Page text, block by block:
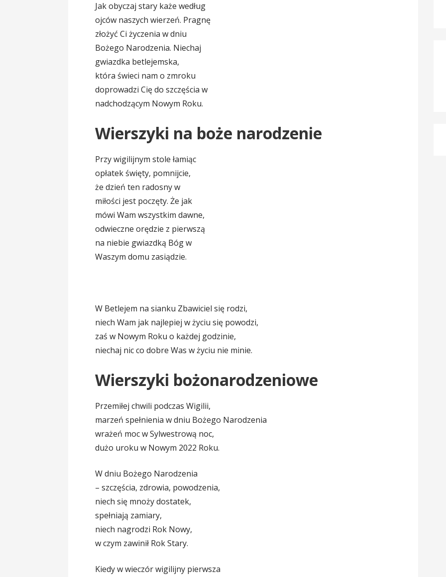
Jak obyczaj stary każe według
ojców naszych wierzeń. Pragnę
złożyć Ci życzenia w dniu
Bożego Narodzenia. Niechaj
gwiazdka betlejemska,
która świeci nam o zmroku
doprowadzi Cię do szczęścia w
nadchodzącym Nowym Roku.
Wierszyki na boże narodzenie
Przy wigilijnym stole łamiąc
opłatek święty, pomnijcie,
że dzień ten radosny w
miłości jest poczęty. Że jak
mówi Wam wszystkim dawne,
odwieczne orędzie z pierwszą
na niebie gwiazdką Bóg w
Waszym domu zasiądzie.
W Betlejem na sianku Zbawiciel się rodzi,
niech Wam jak najlepiej w życiu się powodzi,
zaś w Nowym Roku o każdej godzinie,
niechaj nic co dobre Was w życiu nie minie.
Wierszyki bożonarodzeniowe
Przemiłej chwili podczas Wigilii,
marzeń spełnienia w dniu Bożego Narodzenia
wrażeń moc w Sylwestrową noc,
dużo uroku w Nowym 2022 Roku.
W dniu Bożego Narodzenia
– szczęścia, zdrowia, powodzenia,
niech się mnoży dostatek,
spełniają zamiary,
niech nagrodzi Rok Nowy,
w czym zawinił Rok Stary.
Kiedy w wieczór wigilijny pierwsza